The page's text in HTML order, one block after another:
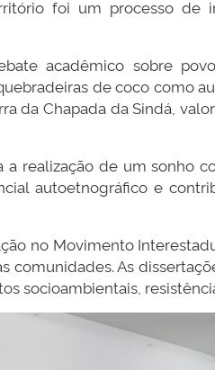
foi um processo de
acadêmico sobre
de coco como
da Chapada da Sindá,
realização de um sonho
autoetnográfico e
no Movimento
comunidades. As
socioambientais,